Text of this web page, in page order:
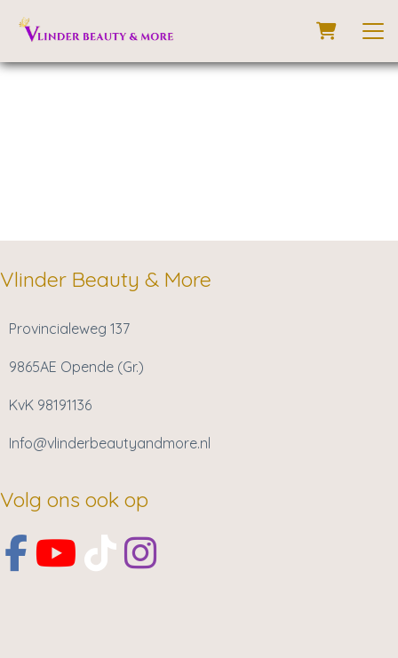
Vlinder Beauty & More
Provincialeweg 137
9865AE Opende (Gr.)
KvK 98191136
Info@vlinderbeautyandmore.nl
Volg ons ook op